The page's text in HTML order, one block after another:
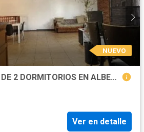
NUEVO
VENTA DE CHALET DE 2 DORMITORIOS EN ALBERDI
Ver en detalle